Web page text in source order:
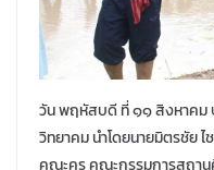
วัน พฤหัสบดี ที่ ๑๑ สิงหาคม
วิทยาคม นำโดยนายมิตรชัย
คณะครู คณะกรรมการสถาน